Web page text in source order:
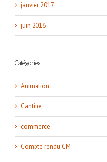
janvier 2017
juin 2016
Catégories
Animation
Cantine
commerce
Compte rendu CM